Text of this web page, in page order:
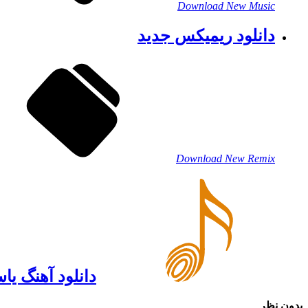
Download New Music
دانلود ریمیکس جدید
Download New Remix
دانلود آهنگ